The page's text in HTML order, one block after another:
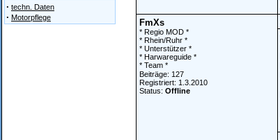
· techn. Daten
· Motorpflege FmXs
* Regio MOD *
* Rhein/Ruhr *
* Unterstützer *
* Harwareguide *
* Team *
Beiträge: 127
Registriert: 1.3.2010
Status: Offline